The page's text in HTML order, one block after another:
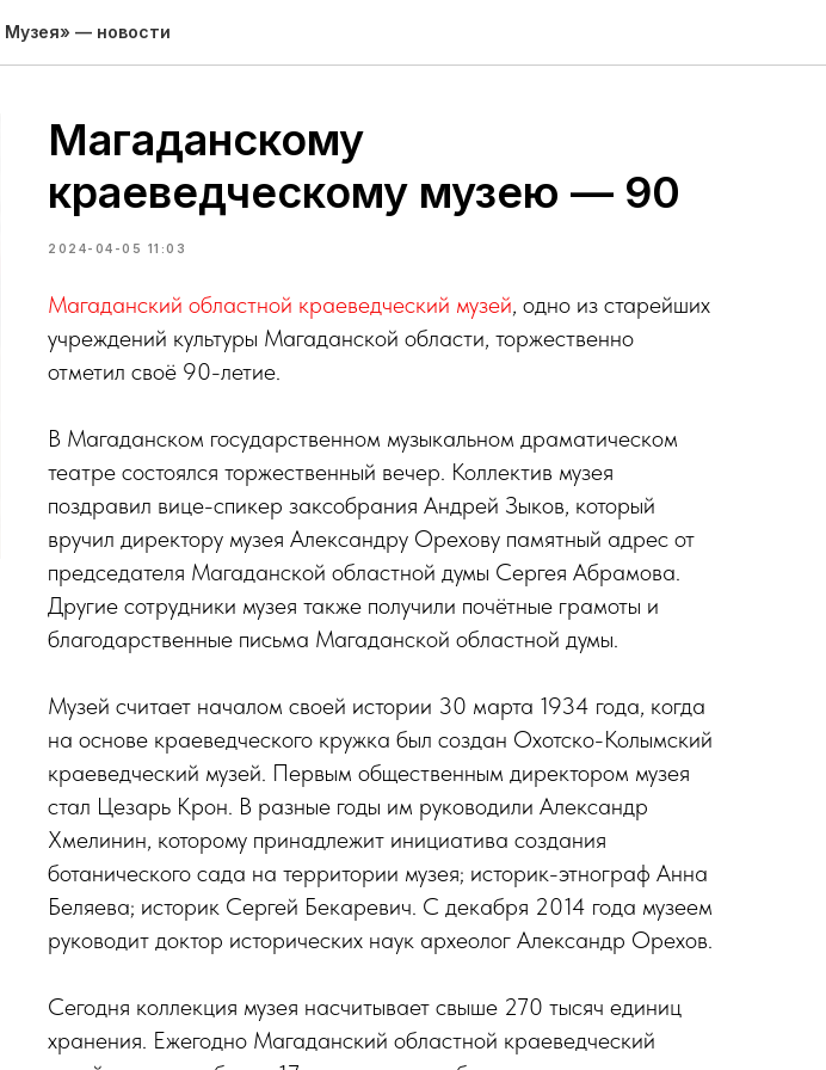
— новости
Магаданскому
краеведческому музею — 90
2024-04-05 11:03
Магаданский областной краеведческий музей, одно из старейших
учреждений культуры Магаданской области, торжественно
отметил своё 90-летие.
В Магаданском государственном музыкальном драматическом
театре состоялся торжественный вечер. Коллектив музея
поздравил вице-спикер заксобрания Андрей Зыков, который
вручил директору музея Александру Орехову памятный адрес от
председателя Магаданской областной думы Сергея Абрамова.
Другие сотрудники музея также получили почётные грамоты и
благодарственные письма Магаданской областной думы.
Музей считает началом своей истории 30 марта 1934 года, когда
на основе краеведческого кружка был создан Охотско-Колымский
краеведческий музей. Первым общественным директором музея
стал Цезарь Крон. В разные годы им руководили Александр
Хмелинин, которому принадлежит инициатива создания
ботанического сада на территории музея; историк-этнограф Анна
Беляева; историк Сергей Бекаревич. С декабря 2014 года музеем
руководит доктор исторических наук археолог Александр Орехов.
Сегодня коллекция музея насчитывает свыше 270 тысяч единиц
хранения. Ежегодно Магаданский областной краеведческий